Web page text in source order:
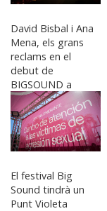
David Bisbal i Ana
Mena, els grans
reclams en el
debut de
BIGSOUND a
Torrent
El festival Big
Sound tindrà un
Punt Violeta